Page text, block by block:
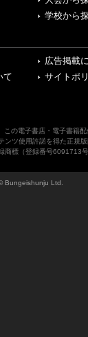
学校から
広告掲載
て
サイトポ
この電子書店・電子書籍
ンツ使用許諾を得た正規
商標（登録番号6091713号
Bungeishunju Ltd.